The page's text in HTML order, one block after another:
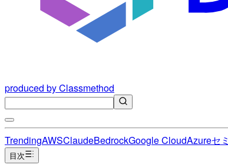
produced by Classmethod
TrendingAWSClaudeBedrockGoogle CloudAzureセ
目次